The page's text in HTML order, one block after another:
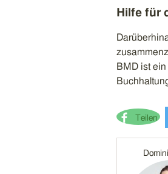
Hilfe für
BMD ist
Teilen